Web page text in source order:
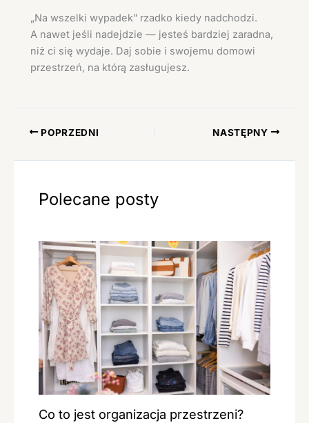
„Na wszelki wypadek” rzadko kiedy nadchodzi.
A nawet jeśli nadejdzie — jesteś bardziej zaradna,
niż ci się wydaje. Daj sobie i swojemu domowi
przestrzeń, na którą zasługujesz.
POPRZEDNI NASTĘPNY
Polecane posty
Co to jest organizacja przestrzeni?